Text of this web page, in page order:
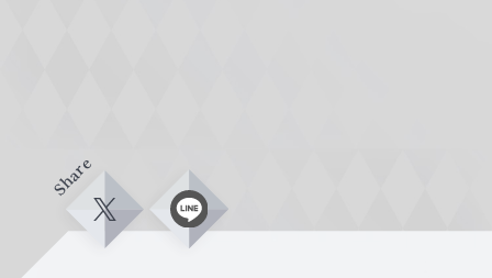
Share
X L